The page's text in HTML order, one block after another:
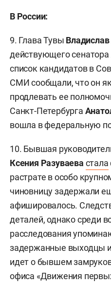
В России:
9. Глава Тувы
действующего сенатора
список кандидатов в
СМИ сообщали, что он
продлевать ее
Санкт-Петербурга
вошла в федеральную
10. Бывшая
Ксения Разуваева стала
растрате в особо
чиновницу задержали
афишировалось.
деталей, однако среди
расследования
задержанные выходцы
идет о бывшем
офиса «Движения